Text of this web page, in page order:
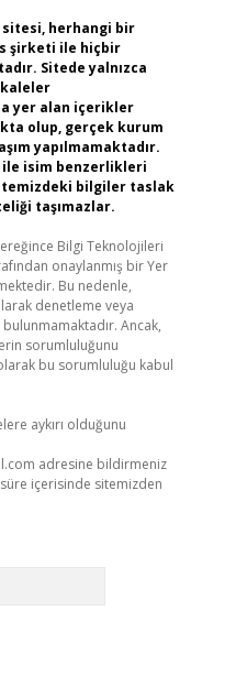
herhangi bir
şirketi ile hiçbir
Sitede yalnızca
yer alan içerikler
olup, gerçek kurum
yapılmamaktadır.
ile isim benzerlikleri
bilgiler taslak
taşımazlar.
Bilgi Teknolojileri
onaylanmış bir Yer
Bu nedenle,
denetleme veya
Ancak,
sorumluluğunu
bu sorumluluğu kabul
aykırı olduğunu
adresine bildirmeniz
içerisinde sitemizden